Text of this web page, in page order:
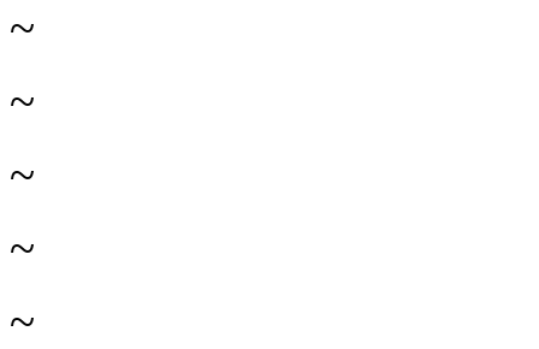
~
~
~
~
~